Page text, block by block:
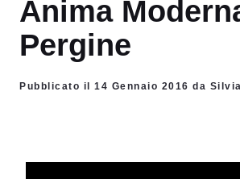
Anima
Pergine
Pubblicato il 14 Gennaio 2016 da